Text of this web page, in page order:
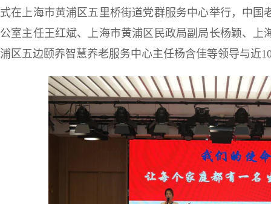
式在上海市黄浦区五里桥街道党群服务中心举行，中
公室主任王红斌、上海市黄浦区民政局副局长杨颖、
浦区五边颐养智慧养老服务中心主任杨含佳等领导与近